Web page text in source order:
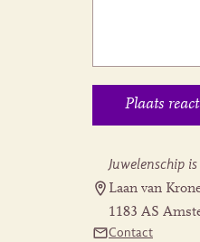
Juwelenschip
Laan van
1183 AS
Contact